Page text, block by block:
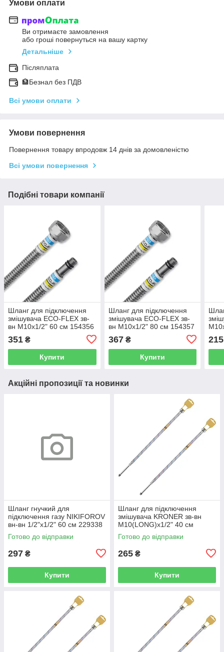
Умови оплати
Ви отримаєте замовлення
або гроші повернуться на вашу картку
Детальніше
Післяплата
🏦Безнал без ПДВ
Всі умови оплати
Умови повернення
Повернення товару впродовж 14 днів за домовленістю
Всі умови повернення
Подібні товари компанії
Шланг для підключення
змішувача ECO-FLEX зв-
вн M10x1/2" 60 см 154356
351 ₴
Купити
Шланг для підключення
змішувача ECO-FLEX зв-
вн M10x1/2" 80 см 154357
367₴
Купити
215
Акційні пропозиції та новинки
Шланг гнучкий для
підключення газу NIKIFOROV
вн-вн 1/2"x1/2" 60 см 229338
CV026945
Готово до відправки
297 ₴
Купити
Шланг для підключення
змішувача KRONER зв-вн
M10(LONG)x1/2" 40 см
297361 CV036710
Готово до відправки
265 ₴
Купити